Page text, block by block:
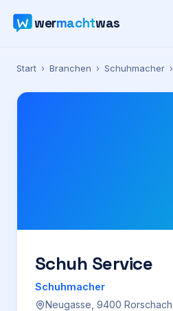
wermachtwas
Verzeichnis
Karte
Preise
Für Firmen
Start › Branchen › Schuhmacher ›
Schuh Service
Schuhmacher
Neugasse, 9400 Rorschach